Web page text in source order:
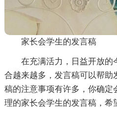
家长会学生的发言稿
在充满活力，日益开放的
合越来越多，发言稿可以帮助
稿的注意事项有许多，你确定
理的家长会学生的发言稿，希